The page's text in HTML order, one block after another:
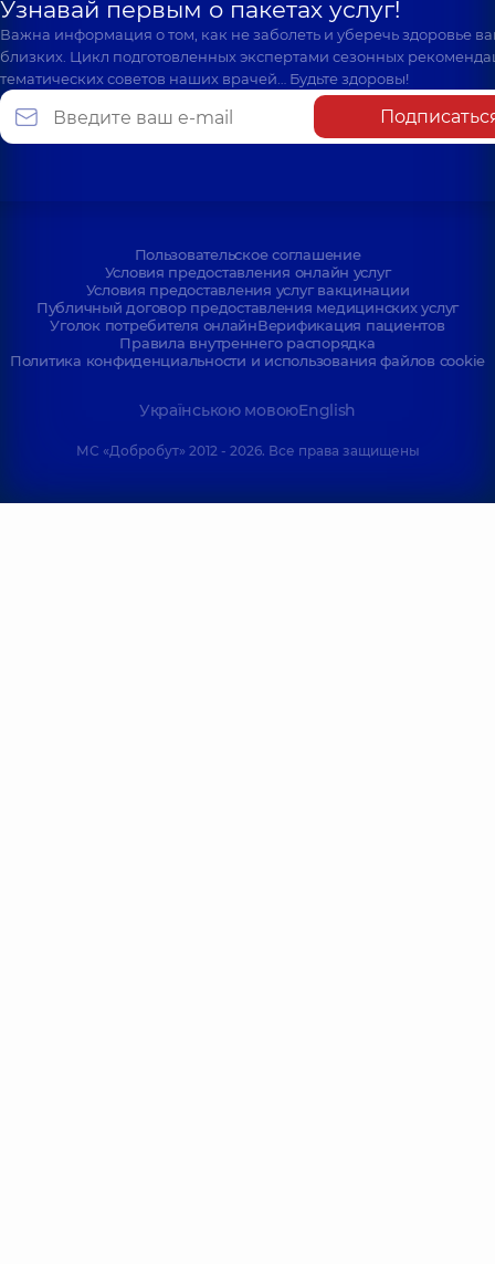
Узнавай первым о пакетах услуг!
Важна информация о том, как не заболеть и уберечь здоровье
близких. Цикл подготовленных экспертами сезонных
тематических советов наших врачей… Будьте здоровы!
Пользовательское соглашение
Условия предоставления онлайн услуг
Условия предоставления услуг вакцинации
Публичный договор предоставления медицинских услуг
Уголок потребителя онлайнВерификация пациентов
Правила внутреннего распорядка
Политика конфиденциальности и использования файлов cookie
Українською мовоюEnglish
МС «Добробут» 2012 - 2026. Все права защищены